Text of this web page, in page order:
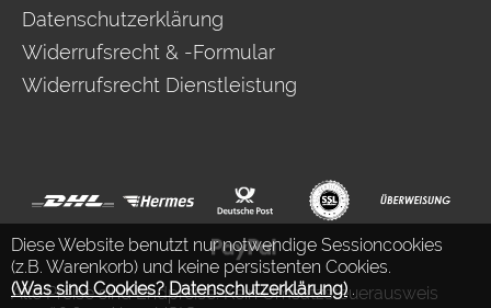
Diese Website benutzt nur notwendige Sessioncookies
(z.B. Warenkorb) und keine persistenten Cookies.
(Was sind Cookies? Datenschutzerklärung).
Datenschutzerklärung
Widerrufsrecht & -Formular
Widerrufsrecht Dienstleistung
Alle Preise sind Endpreise. Kein Umsatzsteuerausweis